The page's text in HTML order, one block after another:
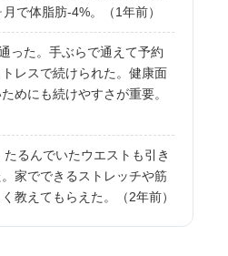
で体脂肪-4%。（1年前）
った。手ぶらで通えて予約
レスで続けられた。健康面
めにも続けやすさが重要。
るんでいたウエストも引き
家でできるストレッチや筋
教えてもらえた。（2年前）